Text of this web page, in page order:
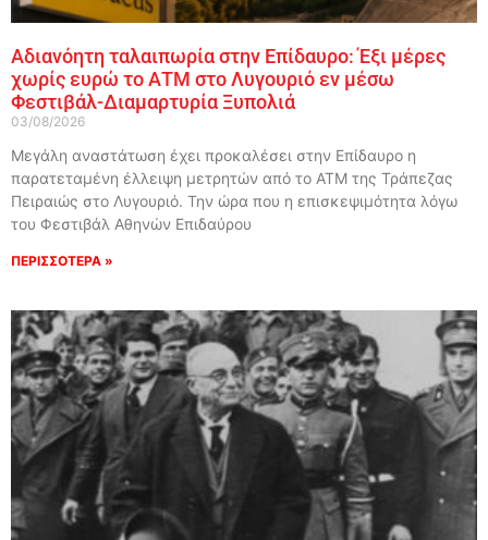
Αδιανόητη ταλαιπωρία στην Επίδαυρο: Έξι μέρες
χωρίς ευρώ το ΑΤΜ στο Λυγουριό εν μέσω
Φεστιβάλ-Διαμαρτυρία Ξυπολιά
03/08/2026
Μεγάλη αναστάτωση έχει προκαλέσει στην Επίδαυρο η
παρατεταμένη έλλειψη μετρητών από το ΑΤΜ της Τράπεζας
Πειραιώς στο Λυγουριό. Την ώρα που η επισκεψιμότητα λόγω
του Φεστιβάλ Αθηνών Επιδαύρου
ΠΕΡΙΣΣΟΤΕΡΑ »